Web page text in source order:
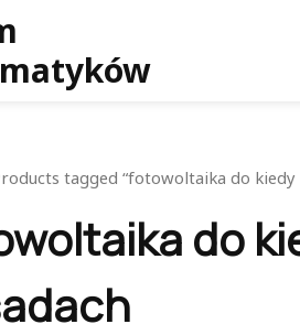
tagged “fotowoltaika do kiedy
do